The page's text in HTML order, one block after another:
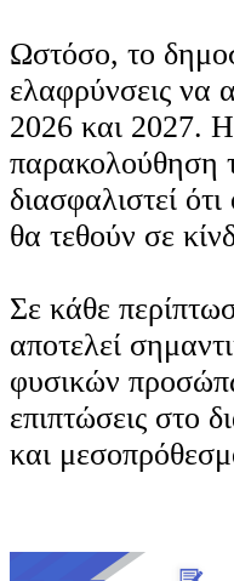
Ωστόσο, το
ελαφρύνσεις να
2026 και 2027.
παρακολούθηση
διασφαλιστεί
θα τεθούν σε
Σε κάθε
αποτελεί
φυσικών
επιπτώσεις στο
και